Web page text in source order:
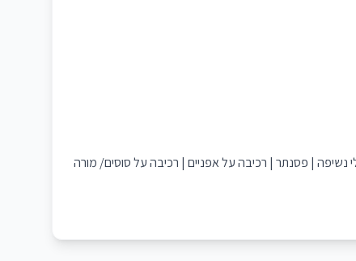
נשיפה | פסנתר | רכיבה על אפניים | רכיבה על סוסים/ מורה